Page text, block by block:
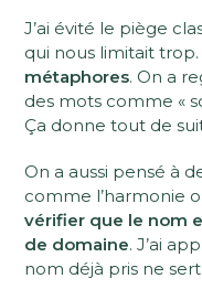
J’ai évité le piège
qui nous limitait trop.
métaphores. On a
des mots comme «
Ça donne tout de
On a aussi pensé à
comme l’harmonie
vérifier que le nom
de domaine. J’ai
nom déjà pris ne